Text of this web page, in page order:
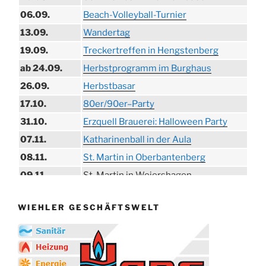
06.09.
Beach-Volleyball-Turnier
13.09.
Wandertag
19.09.
Treckertreffen in Hengstenberg
ab 24.09.
Herbstprogramm im Burghaus
26.09.
Herbstbasar
17.10.
80er/90er–Party
31.10.
Erzquell Brauerei: Halloween Party
07.11.
Katharinenball in der Aula
08.11.
St. Martin in Oberbantenberg
09.11.
St. Martin in Weiershagen
11.11.
„DÜX“ im Burghaus
14.11.
Proklamation der Tollitäten
15.11.
Konzert Bielsteiner Männerchor
WIEHLER GESCHÄFTSWELT